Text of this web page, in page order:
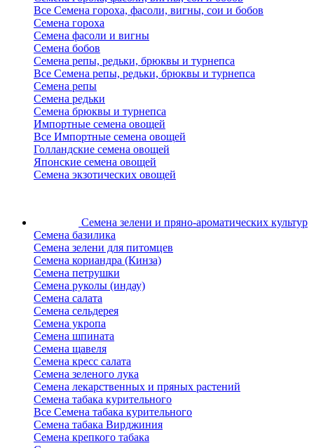
Все Семена гороха, фасоли, вигны, сои и бобов
Семена гороха
Семена фасоли и вигны
Семена бобов
Семена репы, редьки, брюквы и турнепса
Все Семена репы, редьки, брюквы и турнепса
Семена репы
Семена редьки
Семена брюквы и турнепса
Импортные семена овощей
Все Импортные семена овощей
Голландские семена овощей
Японские семена овощей
Семена экзотических овощей
Семена зелени и пряно-ароматических культур
Семена базилика
Семена зелени для питомцев
Семена кориандра (Кинза)
Семена петрушки
Семена руколы (индау)
Семена салата
Семена сельдерея
Семена укропа
Семена шпината
Семена щавеля
Семена кресс салата
Семена зеленого лука
Семена лекарственных и пряных растений
Семена табака курительного
Все Семена табака курительного
Семена табака Вирджиния
Семена крепкого табака